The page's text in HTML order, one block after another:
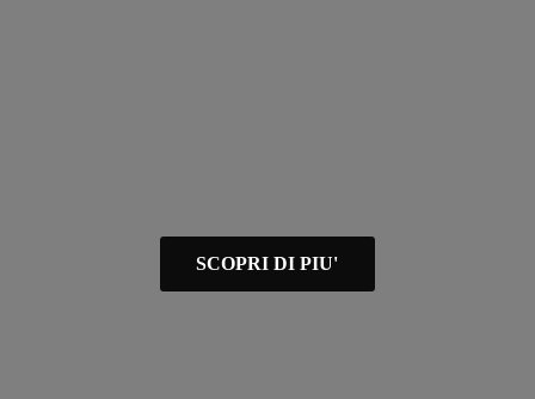
SCOPRI DI PIU'